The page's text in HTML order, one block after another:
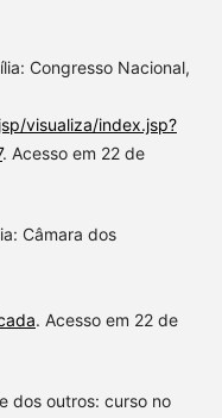
Congresso Nacional,
visualiza/index.jsp?
. Acesso em 22 de
Câmara dos
. Acesso em 22 de
dos outros: curso no